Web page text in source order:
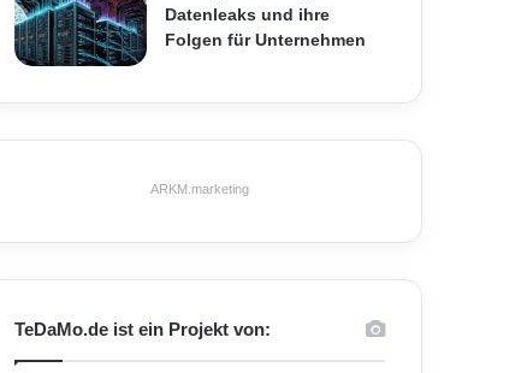
Datenleaks und ihre
Folgen für Unternehmen
ARKM.marketing
TeDaMo.de ist ein Projekt von: